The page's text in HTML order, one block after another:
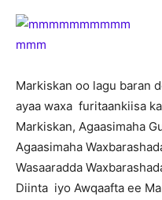
Markiskan oo lagu baran
ayaa waxa furitaankiisa
Markiskan, Agaasimaha
Agaasimaha
Wasaaradda
Diinta iyo Awqaafta ee